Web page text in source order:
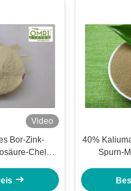
Video
Bor-Zink-
Chelate
40%
Spurn-